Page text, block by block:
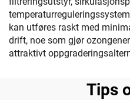
kan utføres raskt med
drift, noe som gjør
attraktivt
Tips